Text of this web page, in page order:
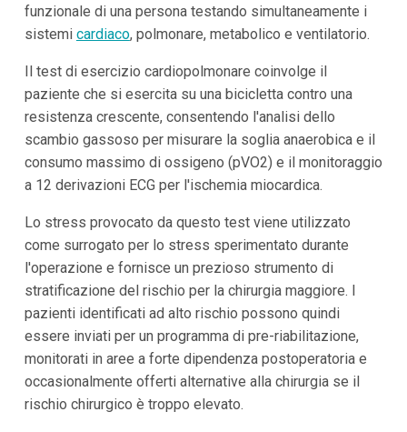
funzionale di una persona testando simultaneamente i
sistemi cardiaco, polmonare, metabolico e ventilatorio.
Il test di esercizio cardiopolmonare coinvolge il
paziente che si esercita su una bicicletta contro una
resistenza crescente, consentendo l'analisi dello
scambio gassoso per misurare la soglia anaerobica e il
consumo massimo di ossigeno (pVO2) e il monitoraggio
a 12 derivazioni ECG per l'ischemia miocardica.
Lo stress provocato da questo test viene utilizzato
come surrogato per lo stress sperimentato durante
l'operazione e fornisce un prezioso strumento di
stratificazione del rischio per la chirurgia maggiore. I
pazienti identificati ad alto rischio possono quindi
essere inviati per un programma di pre-riabilitazione,
monitorati in aree a forte dipendenza postoperatoria e
occasionalmente offerti alternative alla chirurgia se il
rischio chirurgico è troppo elevato.